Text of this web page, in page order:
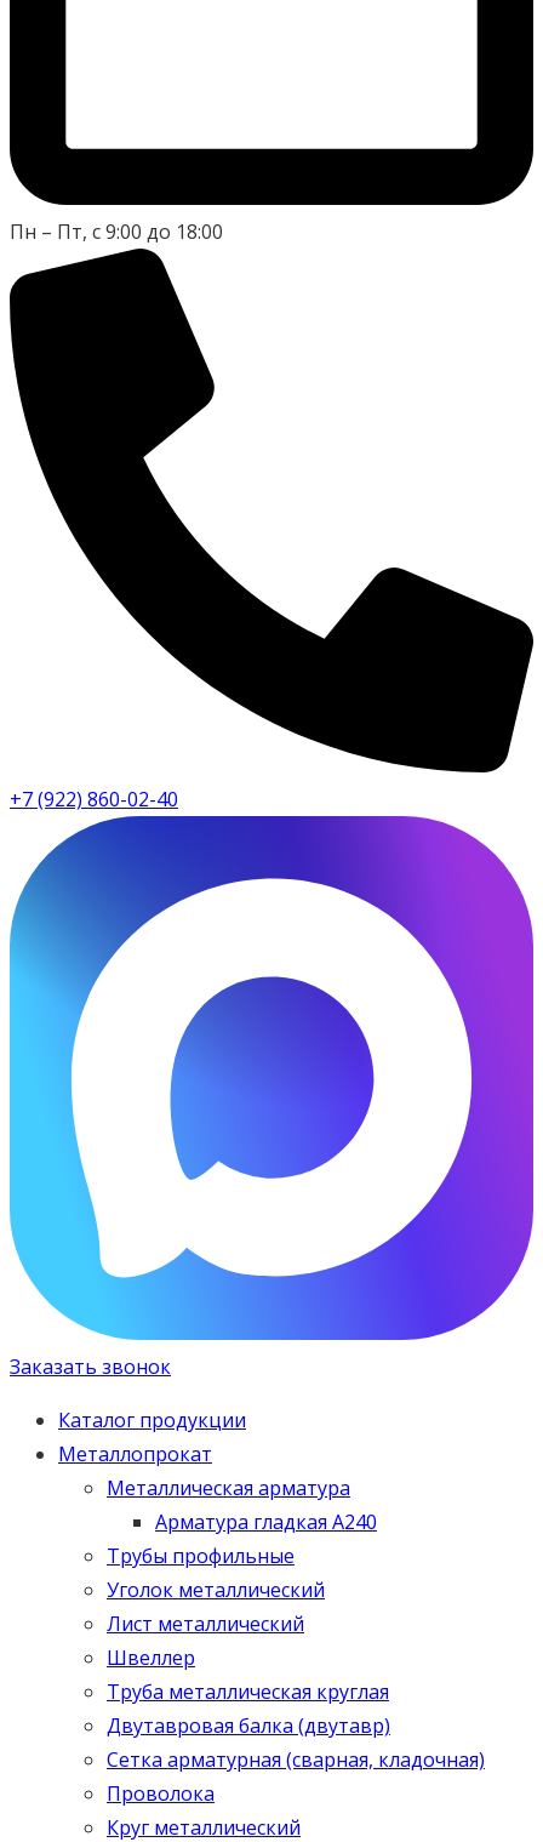
Пн – Пт, с 9:00 до 18:00
+7 (922) 860-02-40
Заказать звонок
Каталог продукции
Металлопрокат
Металлическая арматура
Арматура гладкая А240
Трубы профильные
Уголок металлический
Лист металлический
Швеллер
Труба металлическая круглая
Двутавровая балка (двутавр)
Сетка арматурная (сварная, кладочная)
Проволока
Круг металлический